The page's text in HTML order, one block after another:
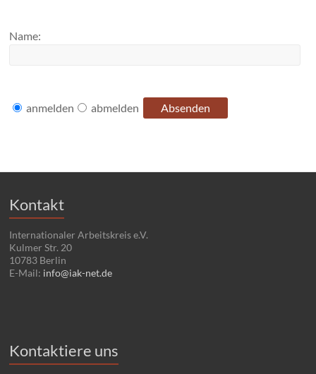
Name:
anmelden abmelden
Kontakt
Internationaler Arbeitskreis e.V.
Kulmer Str. 20
10783 Berlin
E-Mail: info@iak-net.de
Kontaktiere uns